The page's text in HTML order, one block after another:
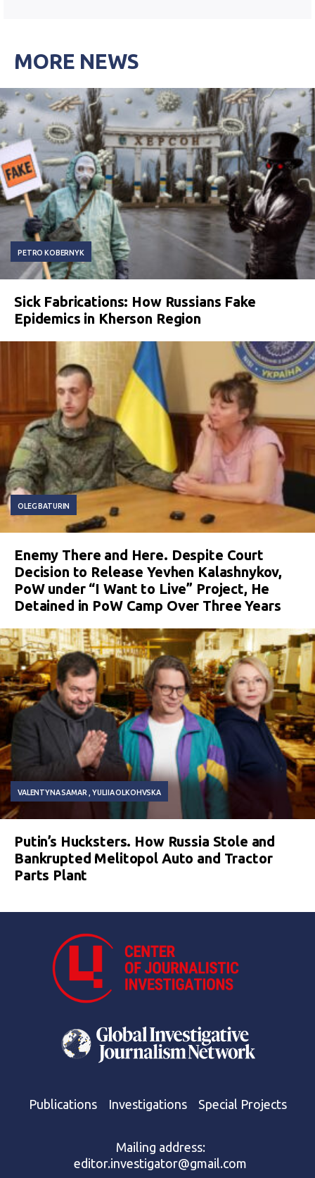
MORE NEWS
PETRO KOBERNYK
Sick Fabrications: How Russians Fake
Epidemics in Kherson Region
OLEG BATURIN
Enemy There and Here. Despite Court
Decision to Release Yevhen Kalashnykov,
PoW under “I Want to Live” Project, He
Detained in PoW Camp Over Three Years
VALENTYNA SAMAR YULIIA OLKOHVSKA
Putin’s Hucksters. How Russia Stole and
Bankrupted Melitopol Auto and Tractor
Parts Plant
Publications Investigations Special Projects
Mailing address:
editor.investigator@gmail.com